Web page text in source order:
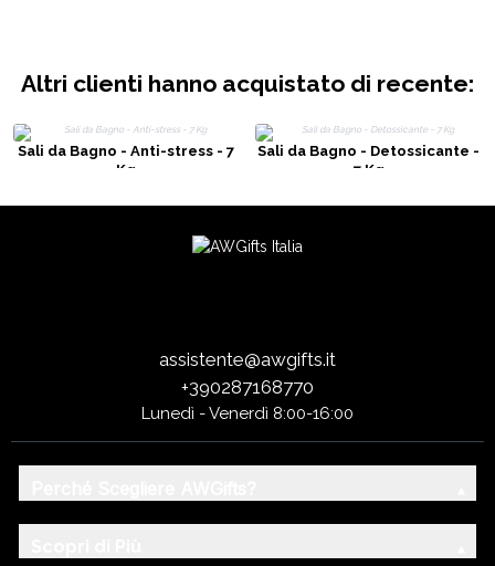
Altri clienti hanno acquistato di recente:
Sali da Bagno - Anti-stress - 7
Kg
Sali da Bagno - Detossicante -
7 Kg
assistente@awgifts.it
+390287168770
Lunedì - Venerdì 8:00-16:00